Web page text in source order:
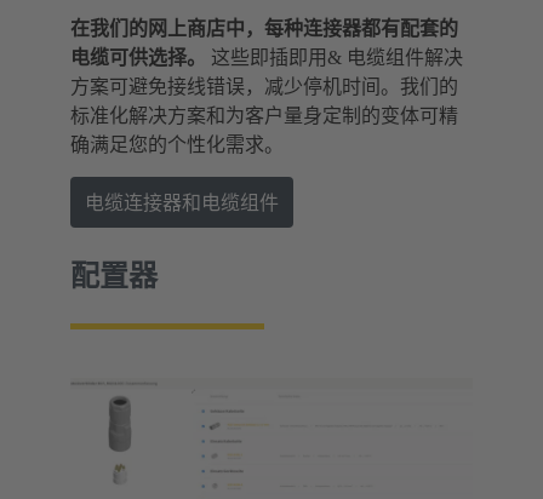
在我们的网上商店中，每种连接器都有配套的
电缆可供选择。 这些即插即用& 电缆组件解决
方案可避免接线错误，减少停机时间。我们的
标准化解决方案和为客户量身定制的变体可精
确满足您的个性化需求。
电缆连接器和电缆组件
配置器